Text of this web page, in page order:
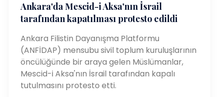
Ankara'da Mescid-i Aksa'nın İsrail
tarafından kapatılması protesto edildi
Ankara Filistin Dayanışma Platformu
(ANFİDAP) mensubu sivil toplum kuruluşlarının
öncülüğünde bir araya gelen Müslümanlar,
Mescid-i Aksa'nın İsrail tarafından kapalı
tutulmasını protesto etti.